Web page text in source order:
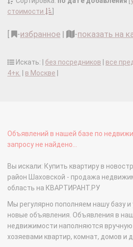
стоимости
-избранное | -показать на
Искать: | без посредников все
4+к.
в Москве
Объявлений в нашей базе по
запросу не найдено...
Вы искали: Купить квартиру в
район Шаховской - продажа
область на КВАРТИРАНТ.РУ
Мы регулярно пополняем нашу базу и
новые объявления. Объявления в
недвижимости наполняются
хозяевами квартир, комнат, домов и